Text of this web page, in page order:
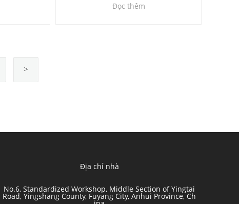
Đọc thêm
>
Địa chỉ nhà
No.6, Standardized Workshop, Middle Section of Yingtai
Road, Yingshang County, Fuyang City, Anhui Province, Ch